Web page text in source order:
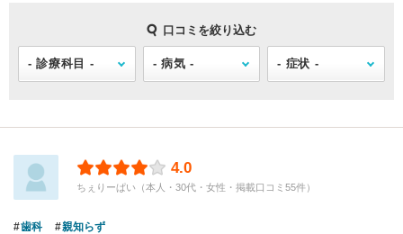
口コミを絞り込む
4.0
ちぇりーぱい（本人・30代・女性・掲載口コミ55件）
歯科 親知らず